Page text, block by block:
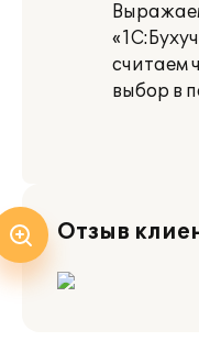
считаем
выбор в
Отзыв